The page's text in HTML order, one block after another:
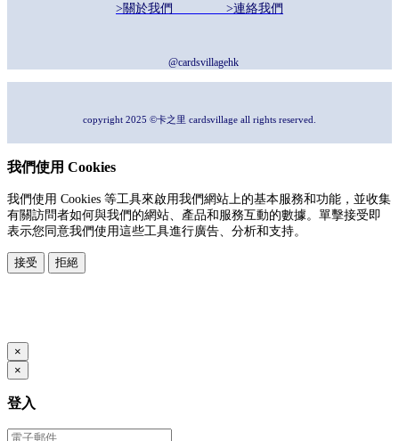
>關於我們 >連絡我們
@cardsvillagehk
copyright 2025 ©卡之里 cardsvillage all rights reserved.
我們使用 Cookies
我們使用 Cookies 等工具來啟用我們網站上的基本服務和功能，並收集
有關訪問者如何與我們的網站、產品和服務互動的數據。單擊接受即
表示您同意我們使用這些工具進行廣告、分析和支持。
接受 拒絕
×
×
登入